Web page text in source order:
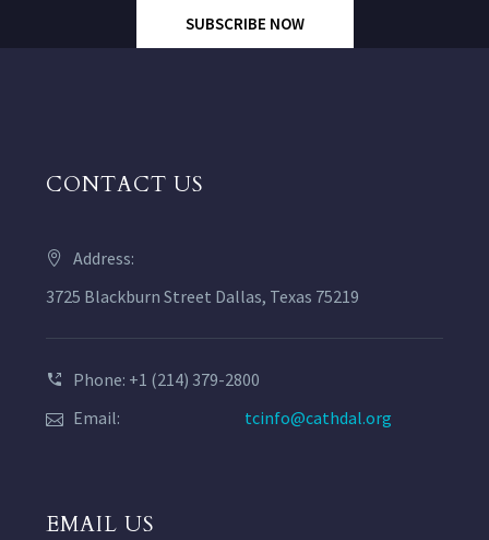
SUBSCRIBE NOW
CONTACT US
Address:
3725 Blackburn Street Dallas, Texas 75219
Phone: +1 (214) 379-2800
Email:
tcinfo@cathdal.org
EMAIL US